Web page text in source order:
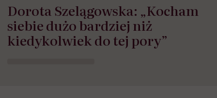
Dorota Szelągowska: „Kocham
siebie dużo bardziej niż
kiedykolwiek do tej pory”